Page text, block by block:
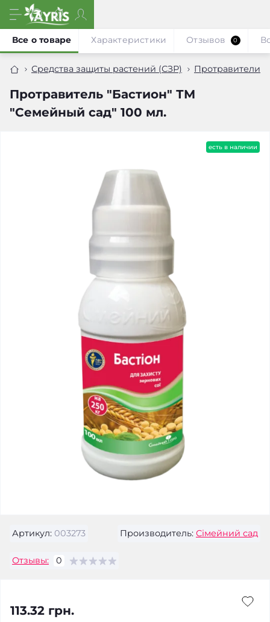
Средства защиты растений (СЗР) Протравители
Протравитель "Бастион" ТМ
"Семейный сад" 100 мл.
Все о товаре Характеристики Отзывов 0
есть в наличии
Артикул: 003273 Производитель: Сімейний сад
Отзывы: 0
113.32 грн.